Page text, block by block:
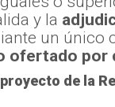
y la
un único
ofertado por
de la